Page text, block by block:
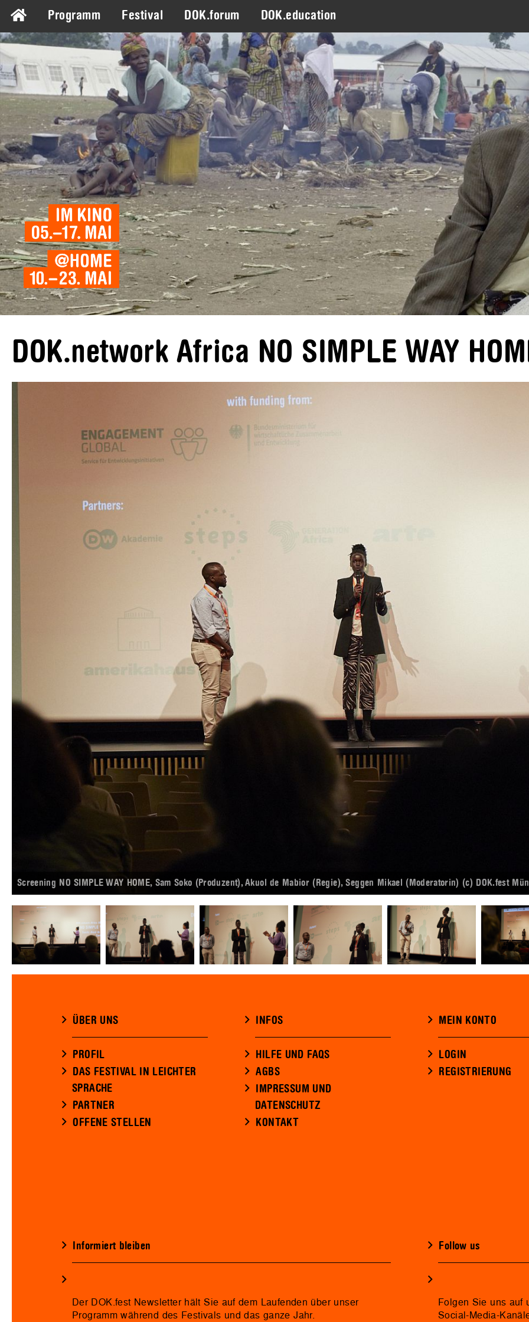
Programm Festival DOK.forum DOK.education
DOK.network Africa NO SIMPLE WAY
Screening NO SIMPLE WAY HOME, Sam Soko (Produzent), Akuol de Mabior (Regie), Seggen Mikael (Moderatorin) (c) DOK.fest
ÜBER UNS
PROFIL
DAS FESTIVAL IN LEICHTER
SPRACHE
PARTNER
OFFENE STELLEN
INFOS
HILFE UND FAQS
AGBS
IMPRESSUM UND
DATENSCHUTZ
KONTAKT
MEIN KONTO
LOGIN
REGISTRIERUNG
Informiert bleiben
Der DOK.fest Newsletter hält Sie auf dem Laufenden über unser
Programm während des Festivals und das ganze Jahr.
Follow us
Folgen Sie uns auf
Social-Media-